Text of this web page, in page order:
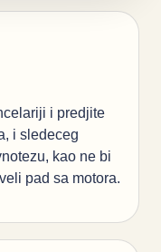
i predjite
i sledeceg
kao ne bi
pad sa motora.